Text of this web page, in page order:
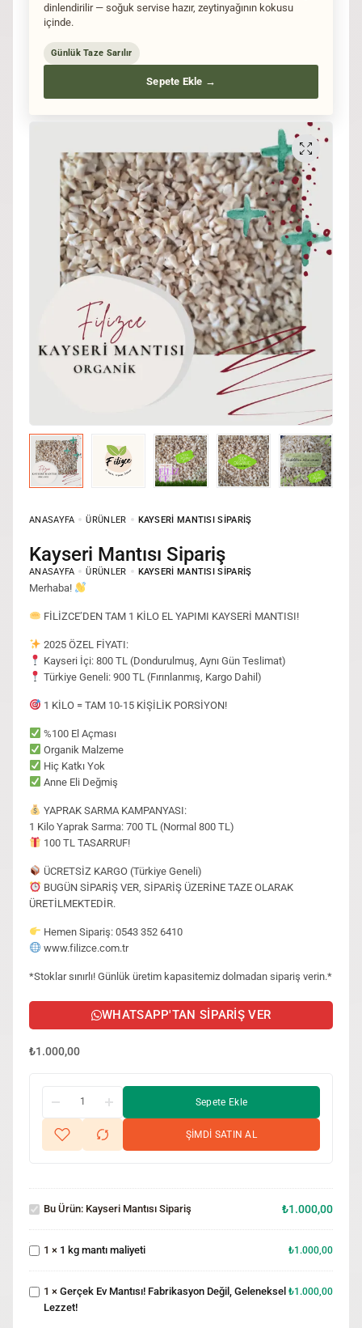
dinlendirilir — soğuk servise hazır, zeytinyağının kokusu
içinde.
Günlük Taze Sarılır
Sepete Ekle →
ANASAYFA ÜRÜNLER KAYSERI MANTISI SIPARIŞ
Kayseri Mantısı Sipariş
ANASAYFA ÜRÜNLER KAYSERI MANTISI SIPARIŞ
Merhaba!
FİLİZCE’DEN TAM 1 KİLO EL YAPIMI KAYSERİ MANTISI!
2025 ÖZEL FİYATI:
Kayseri İçi: 800 TL (Dondurulmuş, Aynı Gün Teslimat)
Türkiye Geneli: 900 TL (Fırınlanmış, Kargo Dahil)
1 KİLO = TAM 10-15 KİŞİLİK PORSİYON!
%100 El Açması
Organik Malzeme
Hiç Katkı Yok
Anne Eli Değmiş
YAPRAK SARMA KAMPANYASI:
1 Kilo Yaprak Sarma: 700 TL (Normal 800 TL)
100 TL TASARRUF!
ÜCRETSİZ KARGO (Türkiye Geneli)
BUGÜN SİPARİŞ VER, SİPARİŞ ÜZERİNE TAZE OLARAK
ÜRETİLMEKTEDİR.
Hemen Sipariş: 0543 352 6410
www.filizce.com.tr
*Stoklar sınırlı! Günlük üretim kapasitemiz dolmadan sipariş verin.*
WHATSAPP'TAN SIPARIŞ VER
₺1.000,00
Sepete Ekle
ŞİMDİ SATIN AL
Mantısı
Sipariş
Bu Ürün: Kayseri Mantısı Sipariş ₺1.000,00
mantı
maliyeti
1 × 1 kg mantı maliyeti ₺1.000,00
Gerçek Ev
Mantısı!
Fabrikasyon
Değil,
Geleneksel
1 × Gerçek Ev Mantısı! Fabrikasyon Değil, Geleneksel
Lezzet!
₺1.000,00
Taze
Mantı